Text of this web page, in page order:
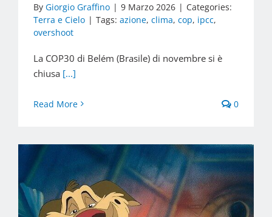
By Giorgio Graffino | 9 Marzo 2026 | Categories:
Terra e Cielo | Tags: azione, clima, cop, ipcc,
overshoot
La COP30 di Belém (Brasile) di novembre si è
chiusa [...]
Read More 0